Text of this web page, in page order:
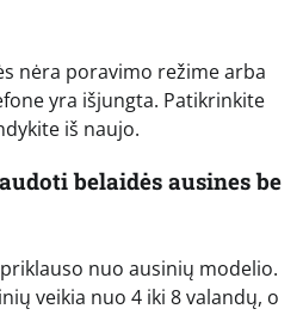
nėra poravimo režime arba
yra išjungta. Patikrinkite
iš naujo.
belaidės ausines be
nuo ausinių modelio.
veikia nuo 4 iki 8 valandų, o